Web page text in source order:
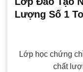
Lượng Số 1
Lớp học chứng
chất